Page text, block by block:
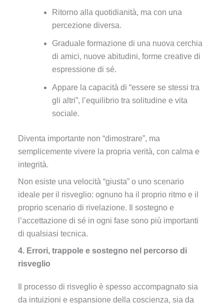
Ritorno alla quotidianità, ma con una
percezione diversa.
Graduale formazione di una nuova cerchia
di amici, nuove abitudini, forme creative di
espressione di sé.
Appare la capacità di “essere se stessi tra
gli altri”, l’equilibrio tra solitudine e vita
sociale.
Diventa importante non “dimostrare”, ma
semplicemente vivere la propria verità, con calma e
integrità.
Non esiste una velocità “giusta” o uno scenario
ideale per il risveglio: ognuno ha il proprio ritmo e il
proprio scenario di rivelazione. Il sostegno e
l’accettazione di sé in ogni fase sono più importanti
di qualsiasi tecnica.
4. Errori, trappole e sostegno nel percorso di
risveglio
Il processo di risveglio è spesso accompagnato sia
da intuizioni e espansione della coscienza, sia da